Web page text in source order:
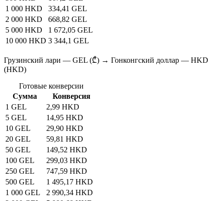
1 000 HKD
334,41 GEL
2 000 HKD
668,82 GEL
5 000 HKD
1 672,05 GEL
10 000 HKD 3 344,1 GEL
Грузинский лари — GEL (₾) → Гонконгский доллар — HKD
(HKD)
Готовые конверсии
Сумма
Конверсия
1 GEL
2,99 HKD
5 GEL
14,95 HKD
10 GEL
29,90 HKD
20 GEL
59,81 HKD
50 GEL
149,52 HKD
100 GEL
299,03 HKD
250 GEL
747,59 HKD
500 GEL
1 495,17 HKD
1 000 GEL
2 990,34 HKD